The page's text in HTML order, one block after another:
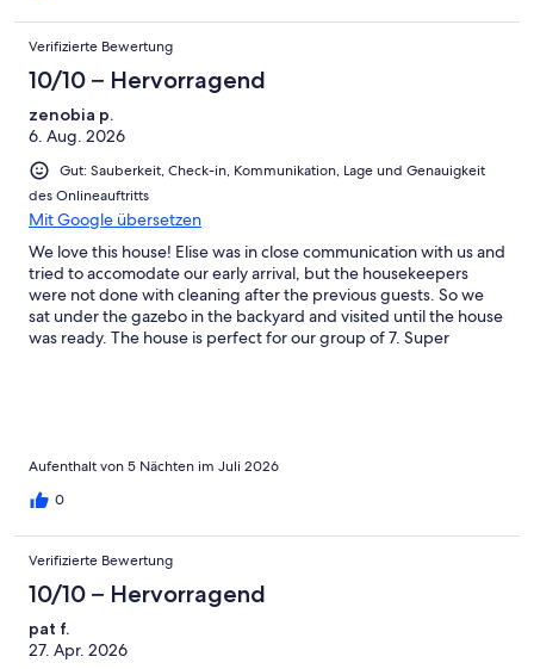
relaxing evening telling stories and reminiscing. Elise answered
all of my questions and was very kind in her communication. We
definitely will be back, hopefully in 2 years for our 45th reunion.
Only suggestion is that more towels be provided. In addition to
a bath and face towel for each person, some towels in the
bathrooms would have been helpful and some extra pillows for
comfort. The air conditioning cooled really well and having the
fans was very helpful. Great internet too! Thank you Elise for a
wonderful weekend, and thank you for the early checkin. It
really helped since some of us had been traveling early that
morning.
Verifizierte Bewertung
10/10 – Hervorragend
zenobia p.
6. Aug. 2026
Gut: Sauberkeit, Check-in, Kommunikation, Lage und Genauigkeit
des Onlineauftritts
Mit Google übersetzen
We love this house! Elise was in close communication with us and
tried to accomodate our early arrival, but the housekeepers
were not done with cleaning after the previous guests. So we
sat under the gazebo in the backyard and visited until the house
was ready. The house is perfect for our group of 7. Super
fixed for us. The house is fit with 5 thermostats which allows us
to personally set the temperatures to our liking. The acoustics of
the house are also very well done - our voices did not carry
throughout the house so that when some woke up or went to
sleep earlier, it was relatively quiet still. Definitely planning on
staying again! Thank you Elise!
Aufenthalt von 5 Nächten im Juli 2026
0
Verifizierte Bewertung
10/10 – Hervorragend
pat f.
27. Apr. 2026